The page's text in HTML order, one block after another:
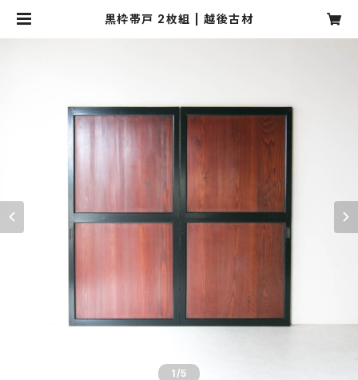
黒枠帯戸 2枚組 | 越後古材
1 /5